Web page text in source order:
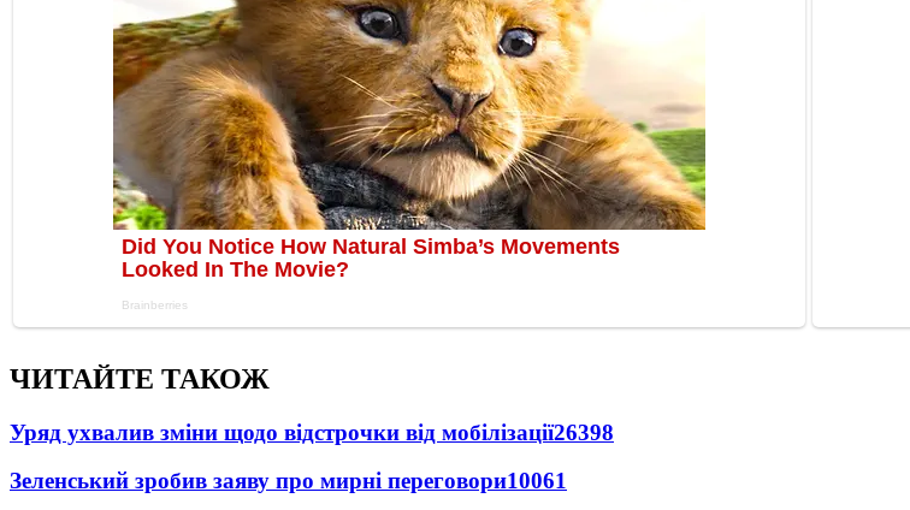
ЧИТАЙТЕ ТАКОЖ
Уряд ухвалив зміни щодо відстрочки від мобілізації26398
Зеленський зробив заяву про мирні переговори10061